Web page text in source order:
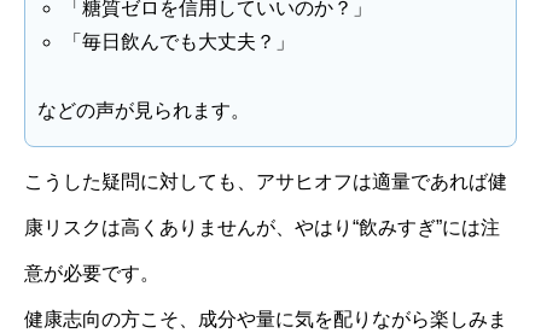
「糖質ゼロを信用していいのか？」
「毎日飲んでも大丈夫？」
などの声が見られます。
こうした疑問に対しても、アサヒオフは適量であれば健
康リスクは高くありませんが、やはり“飲みすぎ”には注
意が必要です。
健康志向の方こそ、成分や量に気を配りながら楽しみま